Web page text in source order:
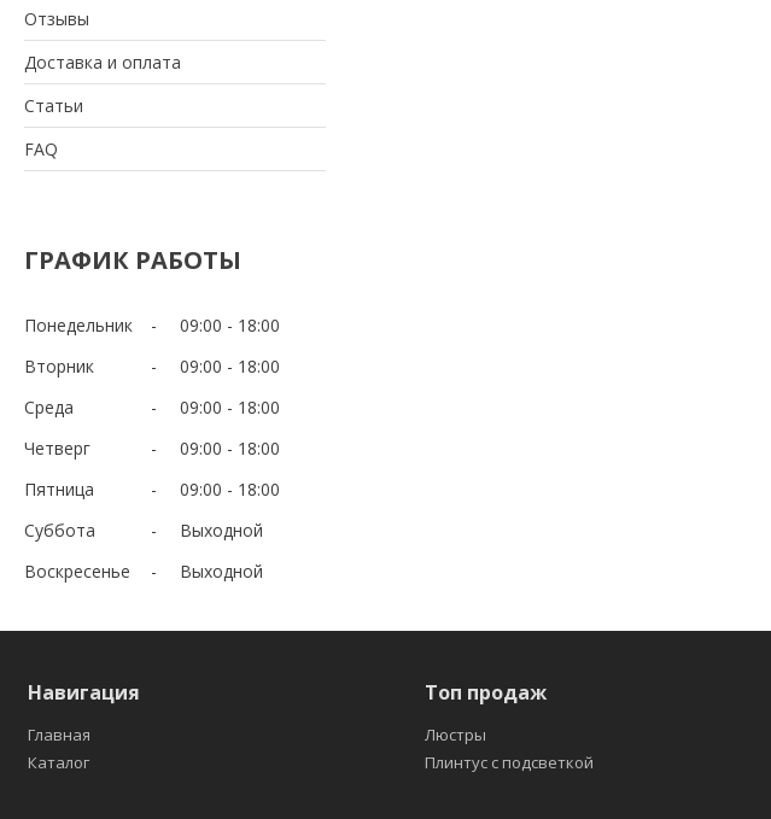
Отзывы
Доставка и оплата
Статьи
FAQ
ГРАФИК РАБОТЫ
Понедельник 09:00
18:00
Вторник
09:00
18:00
Среда
09:00
18:00
Четверг
09:00
18:00
Пятница
09:00
18:00
Суббота
Выходной
Воскресенье
Выходной
Навигация
Главная
Каталог
Топ продаж
Люстры
Плинтус с подсветкой